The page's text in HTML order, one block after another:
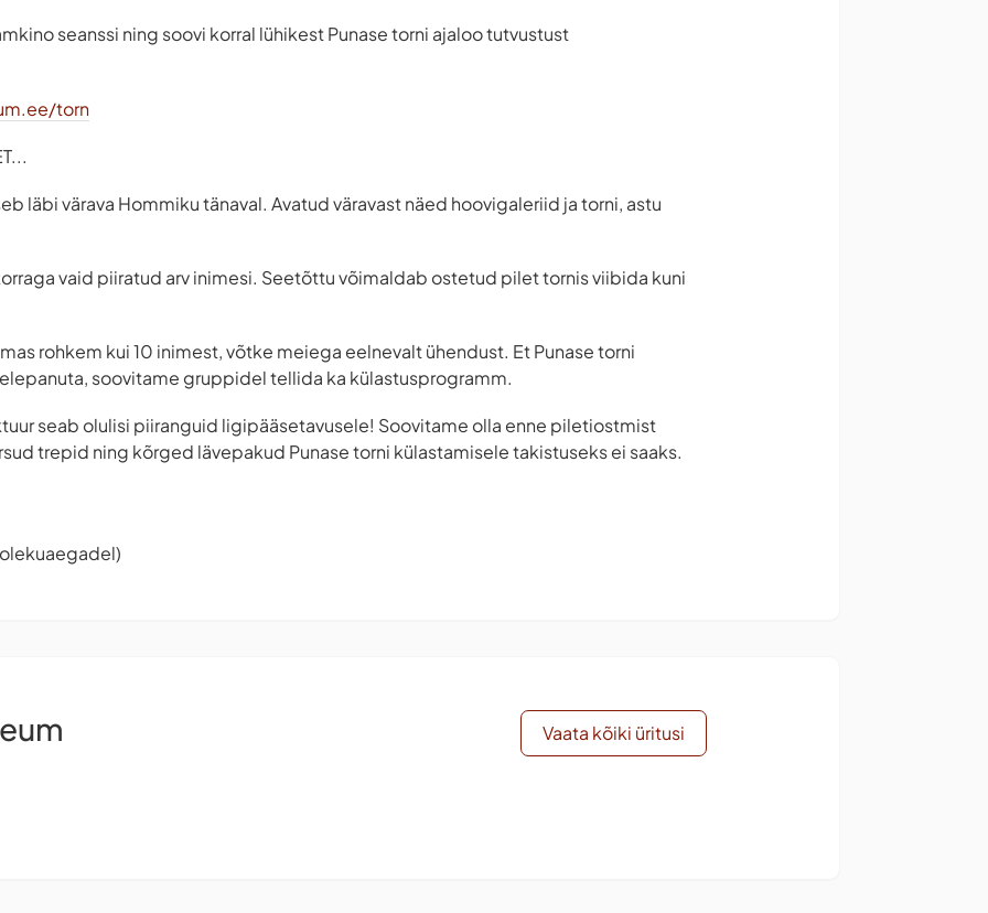
seanssi ning soovi korral lühikest Punase torni ajaloo tutvustust
torn
läbi värava Hommiku tänaval. Avatud väravast näed hoovigaleriid ja torni, astu
vaid piiratud arv inimesi. Seetõttu võimaldab ostetud pilet tornis viibida kuni
rohkem kui 10 inimest, võtke meiega eelnevalt ühendust. Et Punase torni
soovitame gruppidel tellida ka külastusprogramm.
seab olulisi piiranguid ligipääsetavusele! Soovitame olla enne piletiostmist
trepid ning kõrged lävepakud Punase torni külastamisele takistuseks ei saaks.
Vaata kõiki üritusi